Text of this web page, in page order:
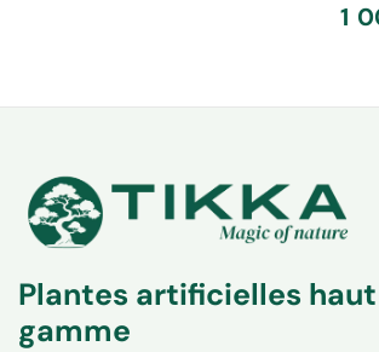
1
Plantes artificielles
gamme